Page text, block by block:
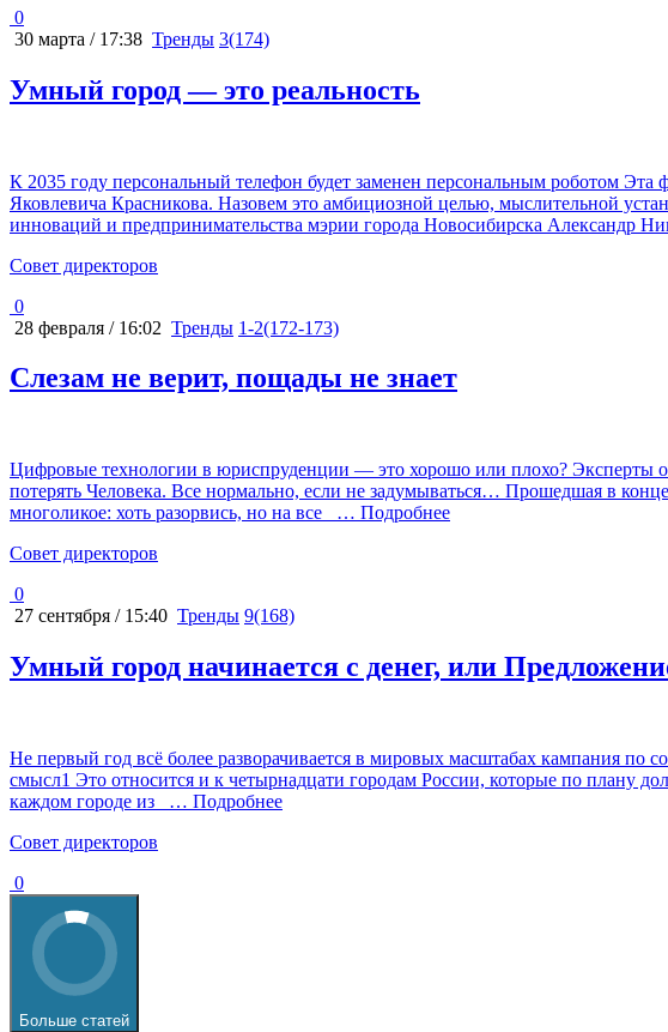
0
30 марта / 17:38 Тренды 3(174)
Умный город — это реальность
К 2035 году персональный телефон будет заменен персональным роботом Эта
Яковлевича Красникова. Назовем это амбициозной целью, мыслительной
инноваций и предпринимательства мэрии города Новосибирска Александр
Cовет директоров
0
28 февраля / 16:02 Тренды 1-2(172-173)
Слезам не верит, пощады не знает
Цифровые технологии в юриспруденции — это хорошо или плохо? Эксперты
потерять Человека. Все нормально, если не задумываться… Прошедшая в
многоликое: хоть разорвись, но на все
… Подробнее
Cовет директоров
0
27 сентября / 15:40 Тренды 9(168)
Умный город начинается с денег, или
Не первый год всё более разворачивается в мировых масштабах кампания
смысл1 Это относится и к четырнадцати городам России, которые по плану
каждом городе из
… Подробнее
Cовет директоров
0
Больше статей